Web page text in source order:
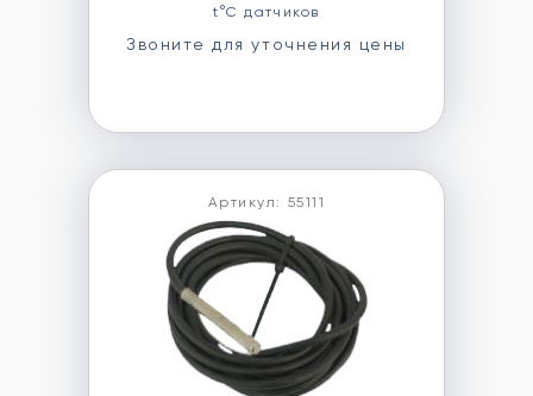
t°C датчиков
Звоните для уточнения цены
Артикул: 55111